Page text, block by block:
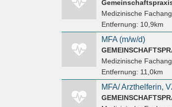
Medizinische
Entfernung: 10,9km
MFA (m/w/d)
Medizinische
Entfernung: 11,0km
MFA/ Arzthelferin,